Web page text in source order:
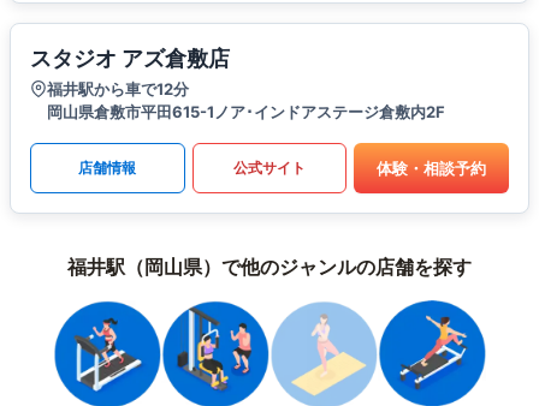
スタジオ アズ倉敷店
福井駅から車で12分
岡山県倉敷市平田615-1ノア･インドアステージ倉敷内2F
店舗情報 公式サイト 体験・相談予約
福井駅（岡山県）で他のジャンルの店舗を探す